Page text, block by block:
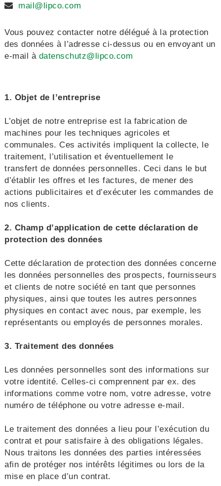
mail@lipco.com
Vous pouvez contacter notre délégué à la protection
des données à l’adresse ci-dessus ou en envoyant un
e-mail à datenschutz@lipco.com
1. Objet de l’entreprise
L’objet de notre entreprise est la fabrication de
machines pour les techniques agricoles et
communales. Ces activités impliquent la collecte, le
traitement, l’utilisation et éventuellement le
transfert de données personnelles. Ceci dans le but
d’établir les offres et les factures, de mener des
actions publicitaires et d’exécuter les commandes de
nos clients.
2. Champ d’application de cette déclaration de
protection des données
Cette déclaration de protection des données concerne
les données personnelles des prospects, fournisseurs
et clients de notre société en tant que personnes
physiques, ainsi que toutes les autres personnes
physiques en contact avec nous, par exemple, les
représentants ou employés de personnes morales.
3. Traitement des données
Les données personnelles sont des informations sur
votre identité. Celles-ci comprennent par ex. des
informations comme votre nom, votre adresse, votre
numéro de téléphone ou votre adresse e-mail.
Le traitement des données a lieu pour l’exécution du
contrat et pour satisfaire à des obligations légales.
Nous traitons les données des parties intéressées
afin de protéger nos intérêts légitimes ou lors de la
mise en place d’un contrat.